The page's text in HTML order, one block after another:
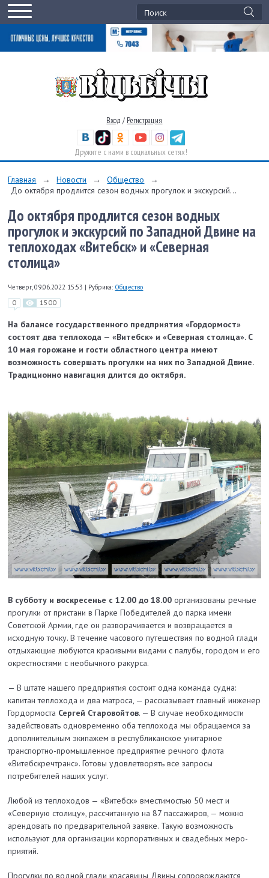
Вход / Регистрация
Дружите с нами в социальных сетях!
Главная → Новости → Общество
→
До октября продлится сезон водных прогулок и экскурсий...
До октября продлится сезон водных
прогулок и экскурсий по Западной Двине на
теплоходах «Витебск» и «Северная
столица»
Четверг, 09.06.2022 15:53 | Рубрика: Общество
0 1500
На балансе государственного предприятия «Гордормост»
состоят два теплохода — «Витебск» и «Северная столица». С
10 мая горожане и гости областного центра имеют
возможность совершать прогулки на них по Западной Двине.
Традиционно навигация длится до октября.
В субботу и воскресенье с 12.00 до 18.00 организованы речные
прогулки от пристани в Парке Победителей до парка имени
Советской Армии, где он разворачивается и возвращается в
исходную точку. В течение часового путешествия по водной глади
отдыхающие любуются красивыми видами с палубы, городом и его
окрестностями с необычного ракурса.
— В штате нашего предприятия состоит одна команда судна:
капитан теплохода и два матроса, — рассказывает главный инженер
Гордормоста Сергей Старовойтов. — В случае необходимости
задействовать одновременно оба теплохода мы обращаемся за
дополнительным экипажем в республиканское унитарное
транспортно-промышленное предприятие речного флота
«Витебскречтранс». Готовы удовлетворять все запросы
потребителей наших услуг.
Любой из теплоходов — «Витебск» вместимостью 50 мест и
«Северную столицу», рассчитанную на 87 пассажиров, — можно
арендовать по предварительной заявке. Такую возможность
используют для организации корпоративных и свадебных меро­
приятий.
Прогулки по водной глади красавицы Двины сопровождаются